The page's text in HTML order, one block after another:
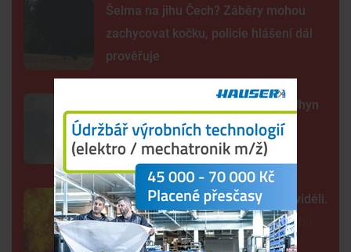
Šelma na jihu Čech? Záběry mohou
zachycovat kočku, policie hlášení dál
prověřuje
Sto mrtvých ryb v centru Budějc. Úhyn
mohl způsobit déšť a nedostatek
kyslíku
Tak detailně jsme Slunce ještě neviděli.
Nové snímky přinesly průlomový objev